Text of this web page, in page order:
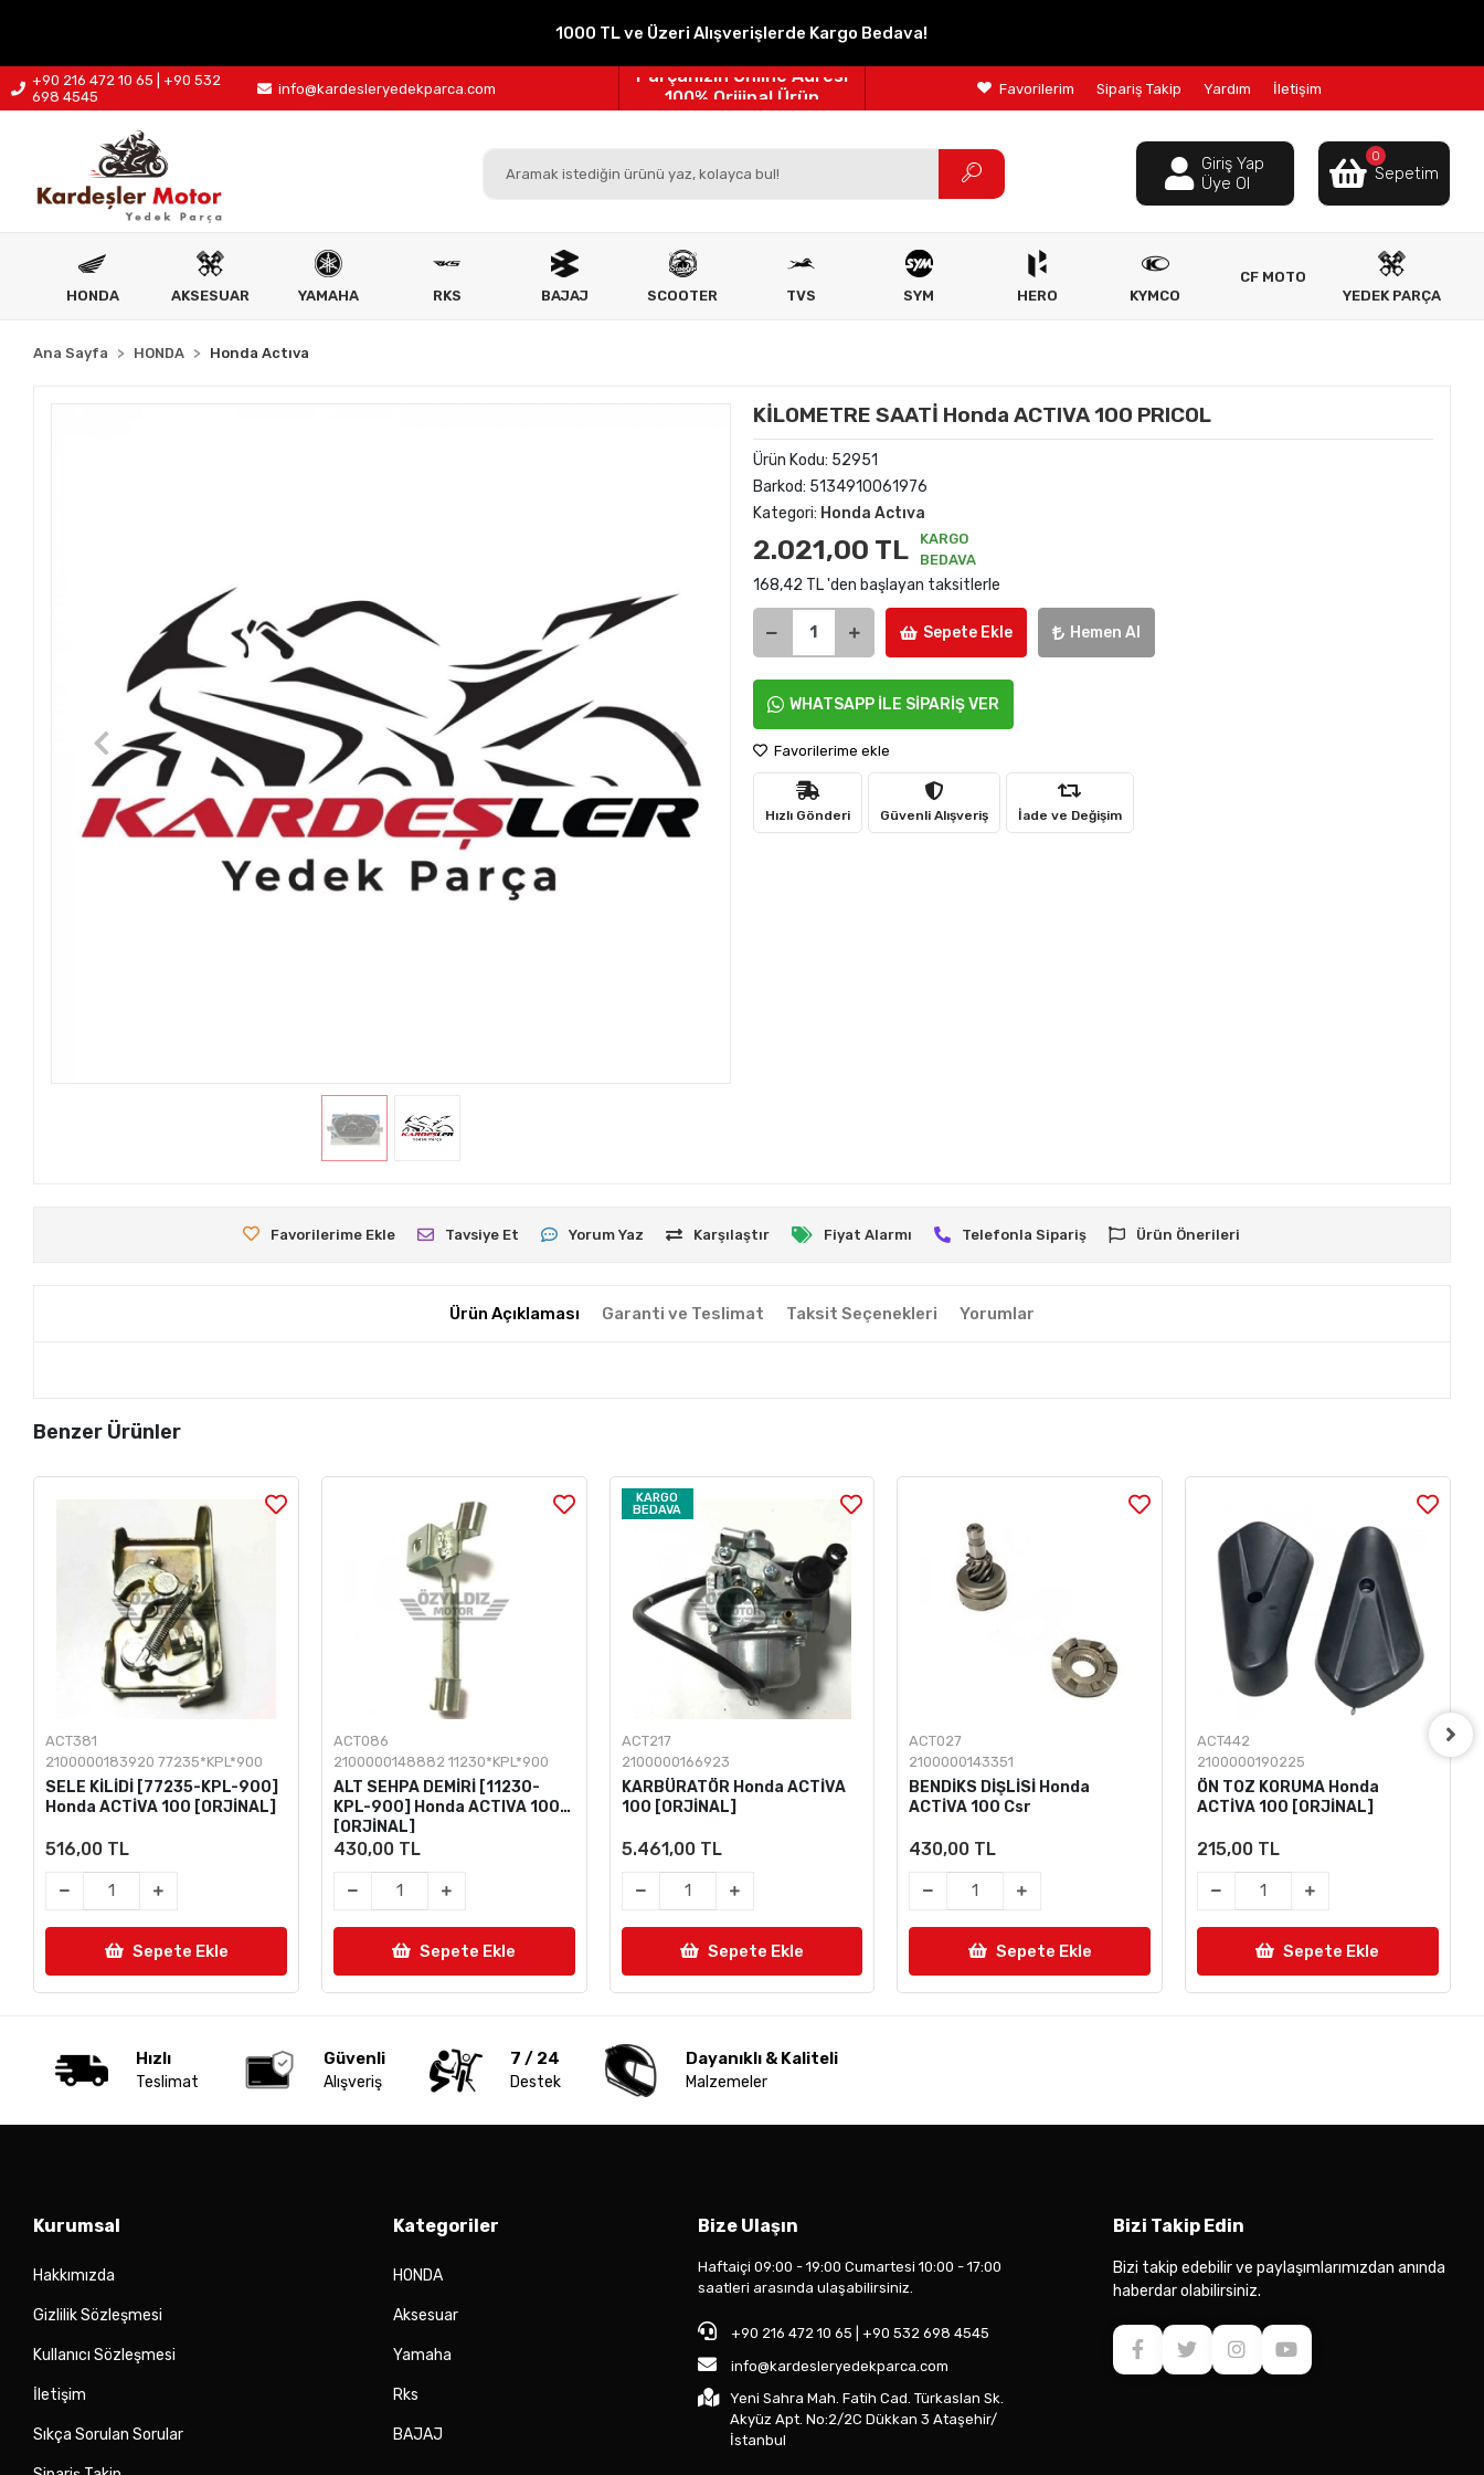
1000 TL ve Üzeri Alışverişlerde Kargo Bedava!
+90 216 472 10 65 | +90 532
698 4545
info@kardesleryedekparca.com
Parçanızın Online Adresi
100% Orijinal Ürün
Güvenli Ödeme
Favorilerim Sipariş Takip Yardım İletişim
Giriş Yap
Üye Ol
0
Sepetim
HONDA AKSESUAR YAMAHA RKS BAJAJ SCOOTER TVS SYM HERO KYMCO
CF MOTO
YEDEK PARÇA
Ana Sayfa HONDA Honda Actıva
KİLOMETRE SAATİ Honda ACTIVA 100 PRICOL
Ürün Kodu: 52951
Barkod: 5134910061976
Kategori: Honda Actıva
2.021,00 TL
KARGO
BEDAVA
168,42 TL 'den başlayan taksitlerle
Sepete Ekle Hemen Al
WHATSAPP İLE SİPARİŞ VER
Favorilerime ekle
Hızlı Gönderi Güvenli Alışveriş İade ve Değişim
Favorilerime Ekle Tavsiye Et Yorum Yaz Karşılaştır Fiyat Alarmı Telefonla Sipariş Ürün Önerileri
Ürün Açıklaması Garanti ve Teslimat Taksit Seçenekleri Yorumlar
Benzer Ürünler
ACT086
2100000148882 11230*KPL*900
ALT SEHPA DEMİRİ [11230-
KPL-900] Honda ACTIVA 100
430,00 TL
Sepete Ekle
ACT217
2100000166923
KARBÜRATÖR Honda ACTİVA
100 [ORJİNAL]
5.461,00 TL
Sepete Ekle
ACT027
2100000143351
BENDİKS DİŞLİSİ Honda
ACTİVA 100 Csr
430,00 TL
Sepete Ekle
ACT442
2100000190225
ÖN TOZ KORUMA Honda
ACTİVA 100 [ORJİNAL]
215,00 TL
Sepete Ekle
ACT411
2100000186983 83705*KPL*900ZA
STOP ALTI GRENAJ [83705-
KPL-900ZA] Honda ACTİVA
430,00 TL
Sepete Ekle
Hızlı
Teslimat
Güvenli
Alışveriş
7 / 24
Destek
Dayanıklı & Kaliteli
Malzemeler
Kurumsal
Hakkımızda
Gizlilik Sözleşmesi
Kullanıcı Sözleşmesi
İletişim
Sıkça Sorulan Sorular
Kategoriler
HONDA
Aksesuar
Yamaha
Rks
BAJAJ
Bize Ulaşın
Haftaiçi 09:00 - 19:00 Cumartesi 10:00 - 17:00
saatleri arasında ulaşabilirsiniz.
+90 216 472 10 65 | +90 532 698 4545
info@kardesleryedekparca.com
Yeni Sahra Mah. Fatih Cad. Türkaslan Sk.
Akyüz Apt. No:2/2C Dükkan 3 Ataşehir/
İstanbul
Bizi Takip Edin
Bizi takip edebilir ve paylaşımlarımızdan anında
haberdar olabilirsiniz.